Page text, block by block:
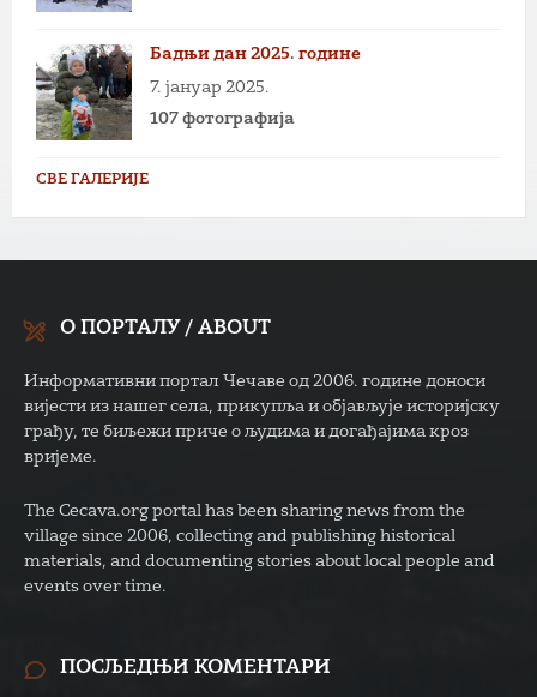
Бадњи дан 2025. године
7. јануар 2025.
107 фотографија
СВЕ ГАЛЕРИЈЕ
О ПОРТАЛУ / ABOUT
Информативни портал Чечаве од 2006. године доноси
вијести из нашег села, прикупља и објављује историјску
грађу, те биљежи приче о људима и догађајима кроз
вријеме.
The Cecava.org portal has been sharing news from the
village since 2006, collecting and publishing historical
materials, and documenting stories about local people and
events over time.
ПОСЉЕДЊИ КОМЕНТАРИ